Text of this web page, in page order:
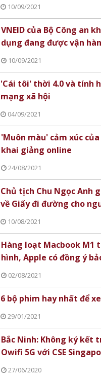
10/09/2021
VNEID của Bộ Công an
dụng đang được vận
10/09/2021
'Cái tôi' thời 4.0 và tính
mạng xã hội
04/09/2021
'Muôn màu' cảm xúc
khai giảng online
24/08/2021
Chủ tịch Chu Ngọc Anh
về Giấy đi đường cho
10/08/2021
Hàng loạt Macbook M1
hình, Apple có đồng ý
02/08/2021
6 bộ phim hay nhất để
29/01/2021
Bắc Ninh: Không ký kết
Owifi 5G với CSE
27/06/2020